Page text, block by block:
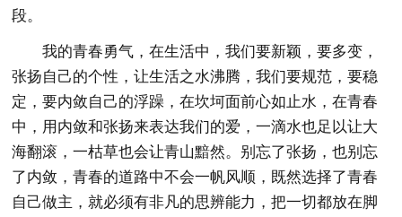
段。
我的青春勇气，在生活中，我们要新颖，要多变，
张扬自己的个性，让生活之水沸腾，我们要规范，要稳
定，要内敛自己的浮躁，在坎坷面前心如止水，在青春
中，用内敛和张扬来表达我们的爱，一滴水也足以让大
海翻滚，一枯草也会让青山黯然。别忘了张扬，也别忘
了内敛，青春的道路中不会一帆风顺，既然选择了青春
自己做主，就必须有非凡的思辨能力，把一切都放在脚